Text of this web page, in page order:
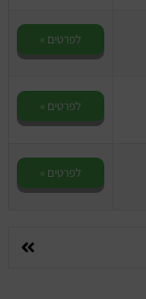
לפרטים »
לפרטים »
לפרטים »